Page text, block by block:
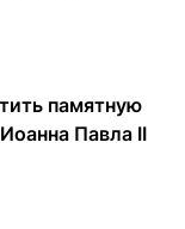
памятную
Павла II